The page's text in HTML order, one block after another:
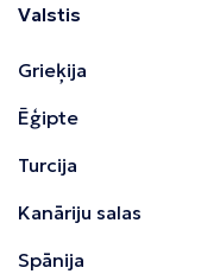
Valstis
Grieķija
Ēģipte
Turcija
Kanāriju salas
Spānija